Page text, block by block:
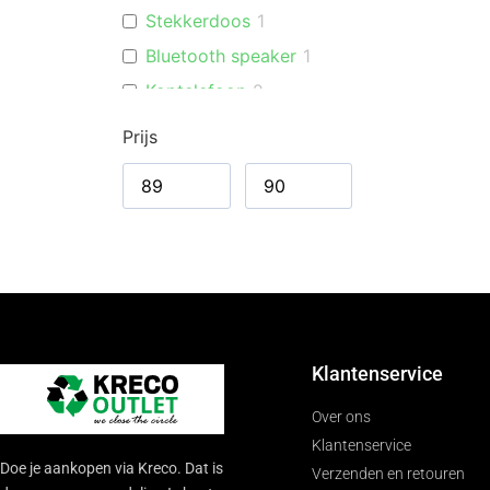
Stekkerdoos 1
Bluetooth speaker 1
Koptelefoon 2
Schakelende
voeding
Prijs
Doe je aankopen via Kreco. Dat is
Klantenservice
Over ons
Klantenservice
Verzenden en retouren